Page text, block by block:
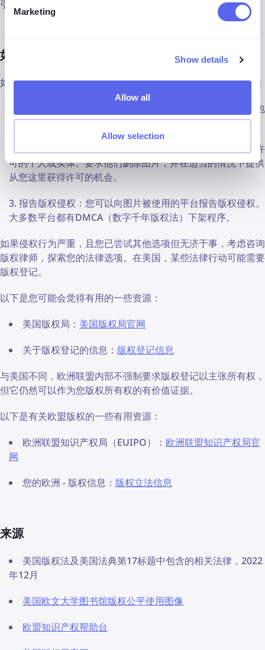
Marketing
Show details
Allow all
Allow selection
引用、批评、评论、讽刺和恶搞等用途明确允许。
如果您发现您的图片被盗了怎么办？
如果有人偷了您的图片并侵犯了版权法，您可以采取以下步骤：
收集证据：收集任何证明您是图片创作者的证据。这可能包
括原始图片文件、创建日期或任何时间戳。
联系侵权者：以礼貌但坚定的语气联系使用您的图片未经许
可的个人或实体。要求他们删除图片，并在适当的情况下提供
从您这里获得许可的机会。
报告版权侵权：您可以向图片被使用的平台报告版权侵权。
大多数平台都有DMCA（数字千年版权法）下架程序。
如果侵权行为严重，且您已尝试其他选项但无济于事，考虑咨询
版权律师，探索您的法律选项。在美国，某些法律行动可能需要
版权登记。
以下是您可能会觉得有用的一些资源：
美国版权局： 美国版权局官网
关于版权登记的信息： 版权登记信息
与美国不同，欧洲联盟内部不强制要求版权登记以主张所有权，
但它仍然可以作为您版权所有权的有价值证据。
以下是有关欧盟版权的一些有用资源：
欧洲联盟知识产权局（EUIPO）： 欧洲联盟知识产权局官
网
您的欧洲 - 版权信息： 版权立法信息
来源
美国版权法及美国法典第17标题中包含的相关法律，2022
年12月
美国欧文大学图书馆版权公平使用图像
欧盟知识产权帮助台